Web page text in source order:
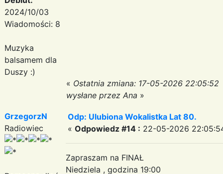
2024/10/03
Wiadomości: 8
Muzyka
balsamem dla
Duszy :)
« Ostatnia zmiana: 17-05-2026 22:05:52
wysłane przez Ana »
GrzegorzN
Radiowiec
Odp: Ulubiona Wokalistka Lat 80.
« Odpowiedz #14 : 22-05-2026
Zapraszam na FINAŁ
Niedziela , godzina 19:00